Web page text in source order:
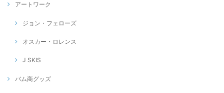
アートワーク
ジョン・フェローズ
オスカー・ロレンス
J SKIS
バム商グッズ